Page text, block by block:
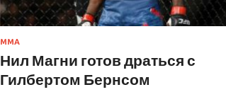
MMA
Нил Магни готов драться с
Гилбертом Бернсом